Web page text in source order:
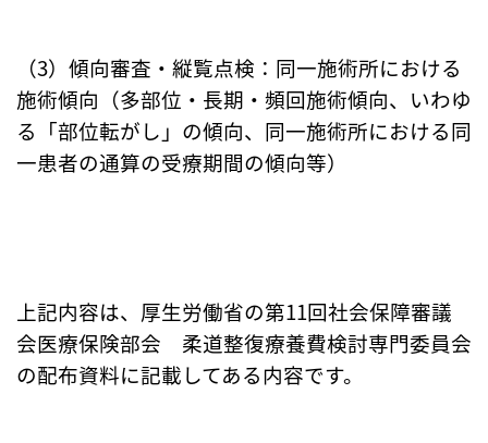
（3）傾向審査・縦覧点検：同一施術所における
施術傾向（多部位・長期・頻回施術傾向、いわゆ
る「部位転がし」の傾向、同一施術所における同
一患者の通算の受療期間の傾向等）
上記内容は、厚生労働省の第11回社会保障審議
会医療保険部会 柔道整復療養費検討専門委員会
の配布資料に記載してある内容です。